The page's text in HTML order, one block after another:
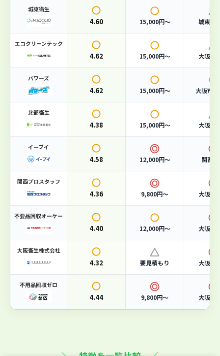
365日対応・夜間回収も可能
家庭ごみから事業系廃棄物まで幅広く対応
総合評価 4.62/ 5.0
（87件の口コミ）
料金
スピード
許可
こんな人におすすめ
許可業者に安心して任せたい方に
大阪市の一般廃棄物収集運搬業許可を取得した正規業者。
行政のルールに則った適正処理を行うため、不法投棄の心
配がありません。
急ぎで回収してほしい方に
365日対応で、お電話一本で休日・夜間問わず回収に駆け
つけます。急な引っ越しや片付けにも柔軟に対応可能で
す。
城東衛生
4.60 15,000円〜 城東区
エコクリーンテック
4.62 15,000円〜 大阪市
パワーズ
4.62 15,000円〜 大阪市
北部衛生
4.38 15,000円〜 大阪市
イーブイ
4.58 12,000円〜 関西
関西プロスタッフ
4.36 9,800円〜 大阪府
不要品回収オーケー
4.40 12,000円〜 大阪府
大阪衛生株式会社
4.32 要見積もり 大阪市
不用品回収ゼロ
4.44 9,800円〜 大阪府